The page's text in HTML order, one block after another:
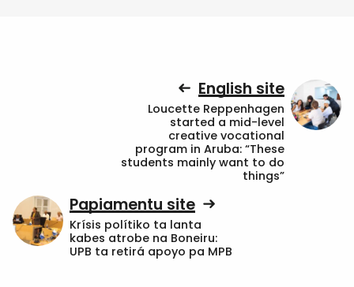
English site
Loucette Reppenhagen
started a mid-level
creative vocational
program in Aruba: “These
students mainly want to do
things”
Papiamentu site
Krísis polítiko ta lanta
kabes atrobe na Boneiru:
UPB ta retirá apoyo pa MPB